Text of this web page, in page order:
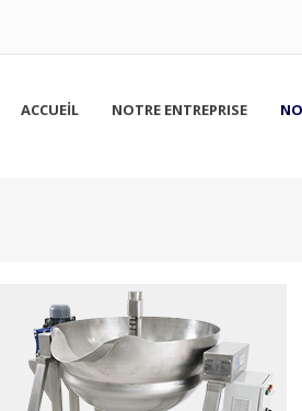
ACCUEİL NOTRE ENTREPRISE